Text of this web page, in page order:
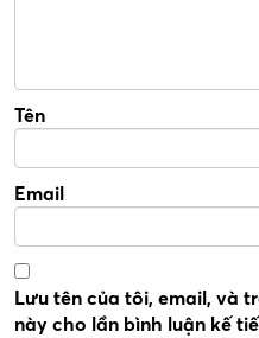
Tên
Email
Lưu tên của tôi, email, và
này cho lần bình luận kế